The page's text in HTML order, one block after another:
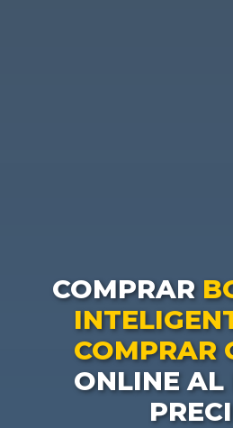
COMPRAR
COMPRAR
ONLINE AL